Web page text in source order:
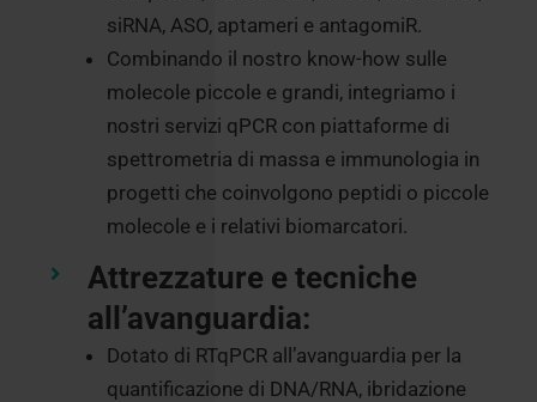
siRNA, ASO, aptameri e antagomiR.
Combinando il nostro know-how sulle
molecole piccole e grandi, integriamo i
nostri servizi qPCR con piattaforme di
spettrometria di massa e immunologia in
progetti che coinvolgono peptidi o piccole
molecole e i relativi biomarcatori.
Attrezzature e tecniche
all’avanguardia:
Dotato di RTqPCR all’avanguardia per la
quantificazione di DNA/RNA, ibridazione